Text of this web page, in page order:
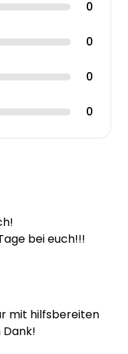
0
0
0
0
mit hilfsbereiten